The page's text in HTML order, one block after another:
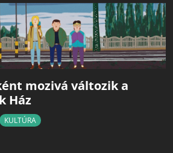
mozivá változik a
Ház
KULTÚRA